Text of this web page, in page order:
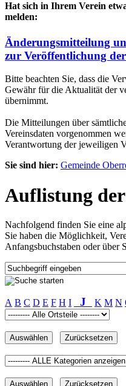
Hat sich in Ihrem Verein
melden:
Änderungsmitteilung
zur Veröffentlichung
Bitte beachten Sie, dass die
Gewähr für die Aktualität der
übernimmt.
Die Mitteilungen über
Vereinsdaten vorgenommen
Verantwortung der jeweiligen
Sie sind hier: Gemeinde
Auflistung der
Nachfolgend finden Sie eine
Sie haben die Möglichkeit,
Anfangsbuchstaben oder über
A B C D E F H I J K M N